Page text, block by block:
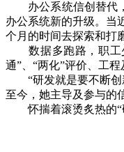
办公系统信创替代，
办公系统新的升级。当
个月的时间去探索和打
数据多跑路，职工少
通”、“两化”评价、工
“研发就是要不断创新
至今，她主导及参与的
怀揣着滚烫炙热的“研